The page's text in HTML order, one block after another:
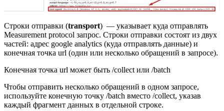
Cтроки отправки (transport) — указывает куда отправлять
Measurement protocol запрос. Строки отправки состоят из двух
частей: адрес google analytics (куда отправлять данные) и
конечная точка url (один или несколько обращений в запросе).
Конечная точка url может быть /collect или /batch
Чтобы отправить несколько обращений в одном запросе,
используйте конечную точку /batch вместо /collect, указав
каждый фрагмент данных в отдельной строке.